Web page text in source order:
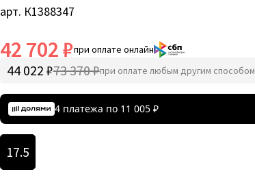
арт. К1388347
42 702 ₽при оплате онлайн
44 022 ₽73 370 ₽при оплате любым другим способом
4 платежа по 11 005₽
17.5